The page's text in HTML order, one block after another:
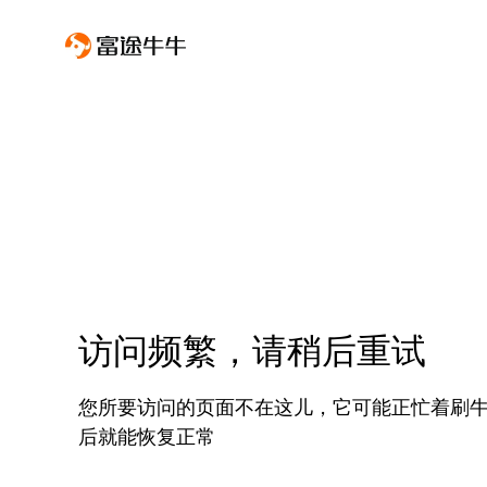
访问频繁，请稍后重试
您所要访问的页面不在这儿，它可能正忙着刷
后就能恢复正常